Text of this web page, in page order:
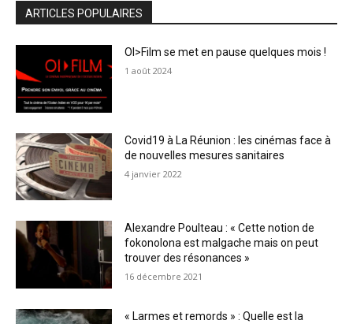
ARTICLES POPULAIRES
OI>Film se met en pause quelques mois !
1 août 2024
Covid19 à La Réunion : les cinémas face à
de nouvelles mesures sanitaires
4 janvier 2022
Alexandre Poulteau : « Cette notion de
fokonolona est malgache mais on peut
trouver des résonances »
16 décembre 2021
« Larmes et remords » : Quelle est la